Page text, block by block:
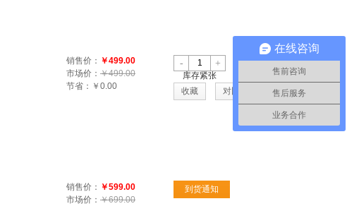
- +
库存紧张
加入购物车
收藏 对比
销售价： ￥499.00
市场价： ￥499.00
节省： ￥0.00
到货通知
销售价： ￥599.00
市场价： ￥699.00
在线咨询
售前咨询
售后服务
业务合作